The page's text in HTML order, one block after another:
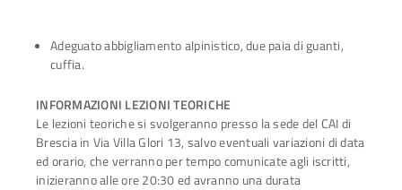
Adeguato abbigliamento alpinistico, due paia di guanti,
cuffia.
INFORMAZIONI LEZIONI TEORICHE
Le lezioni teoriche si svolgeranno presso la sede del CAI di
Brescia in Via Villa Glori 13, salvo eventuali variazioni di data
ed orario, che verranno per tempo comunicate agli iscritti,
inizieranno alle ore 20:30 ed avranno una durata